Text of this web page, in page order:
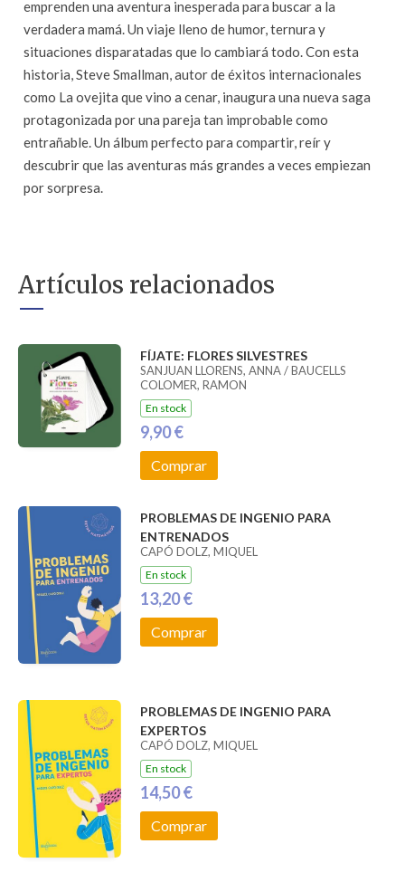
emprenden una aventura inesperada para buscar a la
verdadera mamá. Un viaje lleno de humor, ternura y
situaciones disparatadas que lo cambiará todo. Con esta
historia, Steve Smallman, autor de éxitos internacionales
como La ovejita que vino a cenar, inaugura una nueva saga
protagonizada por una pareja tan improbable como
entrañable. Un álbum perfecto para compartir, reír y
descubrir que las aventuras más grandes a veces empiezan
por sorpresa.
Artículos relacionados
FÍJATE: FLORES SILVESTRES
SANJUAN LLORENS, ANNA / BAUCELLS
COLOMER, RAMON
En stock
9,90 €
Comprar
PROBLEMAS DE INGENIO PARA
ENTRENADOS
CAPÓ DOLZ, MIQUEL
En stock
13,20 €
Comprar
PROBLEMAS DE INGENIO PARA
EXPERTOS
CAPÓ DOLZ, MIQUEL
En stock
14,50 €
Comprar